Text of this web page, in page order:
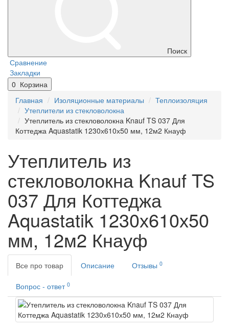
Поиск
Сравнение
Закладки
0 Корзина
Главная
Изоляционные материалы
Теплоизоляция
Утеплители из стекловолокна
Утеплитель из стекловолокна Knauf TS 037 Для
Коттеджа Aquastatik 1230х610х50 мм, 12м2 Кнауф
Утеплитель из
стекловолокна Knauf TS
037 Для Коттеджа
Aquastatik 1230х610х50
мм, 12м2 Кнауф
Все про товар Описание Отзывы 0
Вопрос - ответ 0